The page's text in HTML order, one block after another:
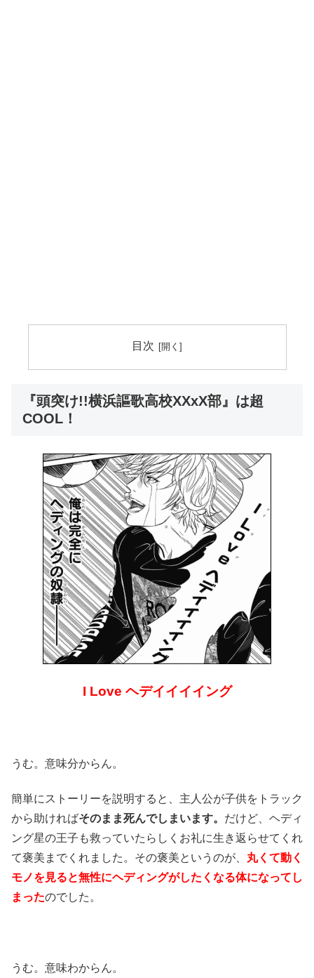
目次
『頭突け!!横浜謳歌高校XXxX部』は超
COOL！
I Love ヘデイイイイング
うむ。意味分からん。
簡単にストーリーを説明すると、主人公が子供をトラック
から助ければそのまま死んでしまいます。 だけど、ヘディ
ング星の王子も救っていたらしくお礼に生き返らせてくれ
て褒美までくれました。その褒美というのが、 丸くて動く
モノを見ると無性にヘディングがしたくなる体になってし
まったのでした。
うむ。意味わからん。